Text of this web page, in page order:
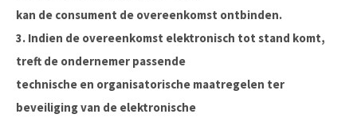
kan de consument de overeenkomst ontbinden.
3. Indien de overeenkomst elektronisch tot stand komt,
treft de ondernemer passende
technische en organisatorische maatregelen ter
beveiliging van de elektronische